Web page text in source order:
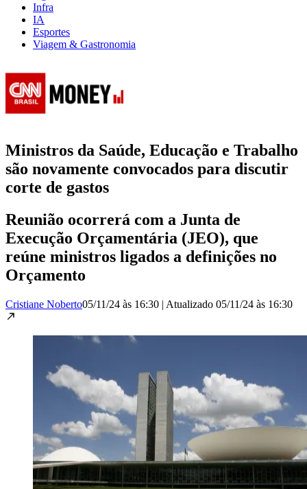
Infra
IA
Esportes
Viagem & Gastronomia
Ministros da Saúde, Educação e Trabalho
são novamente convocados para discutir
corte de gastos
Reunião ocorrerá com a Junta de
Execução Orçamentária (JEO), que
reúne ministros ligados a definições no
Orçamento
Cristiane Noberto05/11/24 às 16:30 | Atualizado 05/11/24 às 16:30